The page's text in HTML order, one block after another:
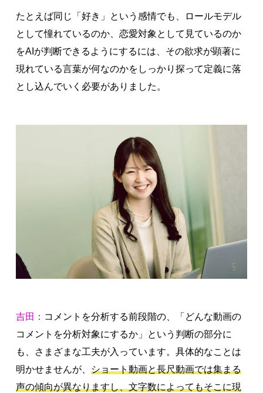
たとえば同じ「好き」という感情でも、ロールモデル
として憧れているのか、恋愛対象として見ているのか
をAIが判断できるようにするには、その欲求が顕著に
現れている言葉が何なのかをしっかり探って定義に落
とし込んでいく必要がありました。
吉田： コメントを分析する前段階の、「どんな動画の
コメントを分析対象にするか」という判断の部分に
も、さまざまな工夫が入っています。具体的なことは
明かせませんが、 ショート動画と長尺動画では集まる
声の傾向が異なりますし、文字数によってもそこに現